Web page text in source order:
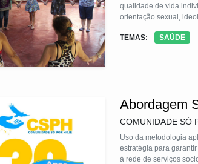
qualidade de vida
orientação sexual,
manter vivo e
TEMAS: SAÚDE
Abordagem
COMUNIDADE SÓ
Uso da metodologia
estratégia para
à rede de serviços